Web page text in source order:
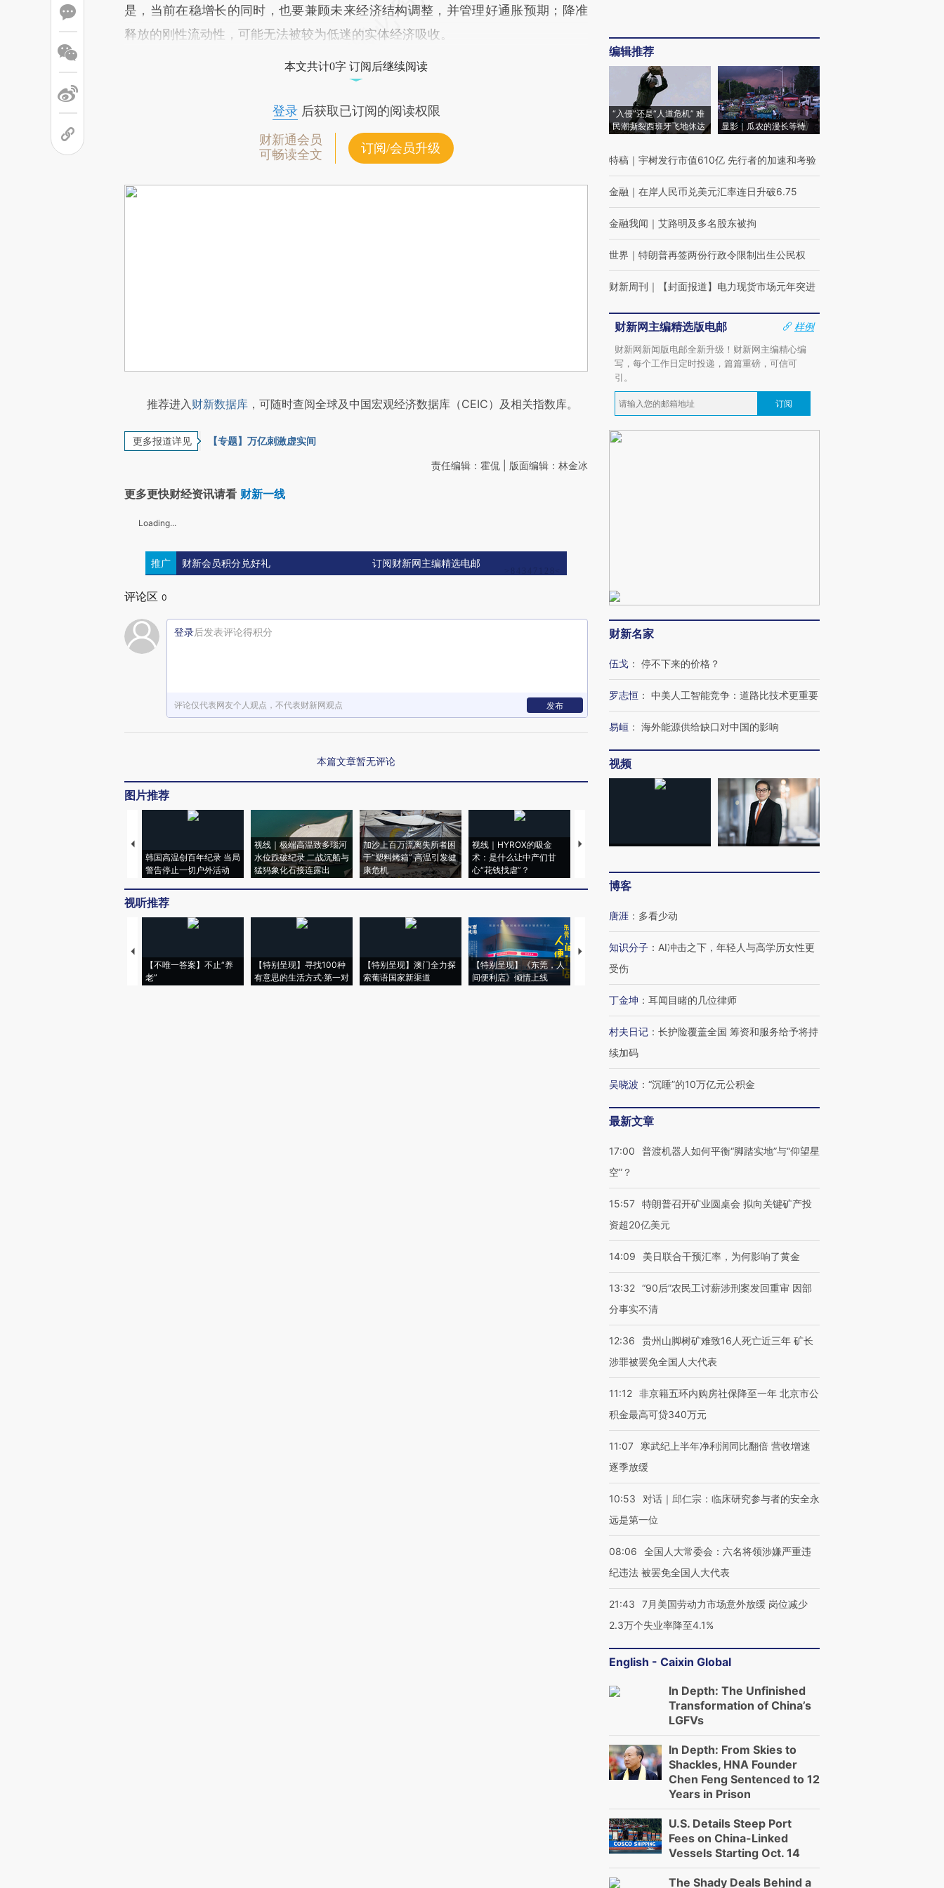
是，当前在稳增长的同时，也要兼顾未来经济结构调整，并管理好通胀预期；降准
释放的刚性流动性，可能无法被较为低迷的实体经济吸收。
本文共计0字 订阅后继续阅读
登录后获取已订阅的阅读权限
财新通会员
可畅读全文
订阅/会员升级
推荐进入财新数据库 ，可随时查阅全球及中国宏观经济数据库（CEIC）及相关指数库。
更多报道详见 【专题】万亿刺激虚实间
责任编辑：霍侃 | 版面编辑：林金冰
更多更快财经资讯请看 财新一线
Loading...
推广 财新会员积分兑好礼 订阅财新网主编精选电邮
评论区 0
登录后发表评论得积分
评论仅代表网友个人观点，不代表财新网观点 发布
本篇文章暂无评论
图片推荐
韩国高温创百年纪录 当局
警告停止一切户外活动
视线｜极端高温致多瑙河
水位跌破纪录 二战沉船与
猛犸象化石接连露出
加沙上百万流离失所者困
于“塑料烤箱” 高温引发健
康危机
视线｜HYROX的吸金
术：是什么让中产们甘
心“花钱找虐”？
马航飞行员跨国走私7万
视线｜被称为“蟑螂”的印
育部长拱下台
视线｜“入侵”还是“人道危
飞地休达
视听推荐
【不唯一答案】不止“养
老”
【特别呈现】寻找100种
有意思的生活方式·第一对
【特别呈现】澳门全力探
索葡语国家新渠道
【特别呈现】《东莞，人
间便利店》倾情上线
【推广】走进第四届链博
会，让数智科技“链”接产
【商旅对话】华住集团
编辑推荐
“入侵”还是“人道危机” 难
民潮撕裂西班牙飞地休达
显影｜瓜农的漫长等待
特稿 ｜ 宇树发行市值610亿 先行者的加速和考验
金融 ｜ 在岸人民币兑美元汇率连日升破6.75
金融我闻 ｜ 艾路明及多名股东被拘
世界 ｜ 特朗普再签两份行政令限制出生公民权
财新周刊 ｜ 【封面报道】电力现货市场元年突进
财新网主编精选版电邮
样例
财新网新闻版电邮全新升级！财新网主编精心编
写，每个工作日定时投递，篇篇重磅，可信可
引。
订阅
财新名家
伍戈 ： 停不下来的价格？
罗志恒 ： 中美人工智能竞争：道路比技术更重要
易峘 ： 海外能源供给缺口对中国的影响
视频
博客
唐涯 ： 多看少动
知识分子 ： AI冲击之下，年轻人与高学历女性更
受伤
丁金坤 ： 耳闻目睹的几位律师
村夫日记 ： 长护险覆盖全国 筹资和服务给予将持
续加码
吴晓波 ： “沉睡”的10万亿元公积金
最新文章
17:00
普渡机器人如何平衡“脚踏实地”与“仰望星
空”？
15:57 特朗普召开矿业圆桌会 拟向关键矿产投
资超20亿美元
14:09 美日联合干预汇率，为何影响了黄金
13:32 “90后”农民工讨薪涉刑案发回重审 因部
分事实不清
12:36
贵州山脚树矿难致16人死亡近三年 矿长
涉罪被罢免全国人大代表
11:12 非京籍五环内购房社保降至一年 北京市公
积金最高可贷340万元
11:07
寒武纪上半年净利润同比翻倍 营收增速
逐季放缓
10:53
对话｜邱仁宗：临床研究参与者的安全永
远是第一位
08:06
全国人大常委会：六名将领涉嫌严重违
纪违法 被罢免全国人大代表
21:43
7月美国劳动力市场意外放缓 岗位减少
2.3万个失业率降至4.1%
English - Caixin Global
In Depth: The Unfinished
Transformation of China’s
LGFVs
In Depth: From Skies to
Shackles, HNA Founder
Chen Feng Sentenced to 12
Years in Prison
U.S. Details Steep Port
Fees on China-Linked
Vessels Starting Oct. 14
The Shady Deals Behind a